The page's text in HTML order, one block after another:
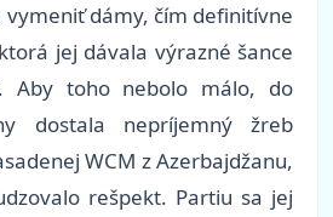
vymeniť dámy, čím definitívne
jej dávala výrazné šance
Aby toho nebolo málo, do
dostala nepríjemný žreb
WCM z Azerbajdžanu,
rešpekt. Partiu sa jej